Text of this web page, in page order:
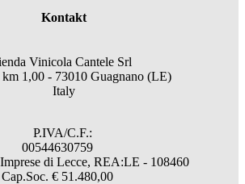
Kontakt
Vinicola Cantele Srl
km 1,00 - 73010 Guagnano (LE)
Italy
P.IVA/C.F.:
00544630759
di Lecce, REA:LE - 108460
Cap.Soc. € 51.480,00